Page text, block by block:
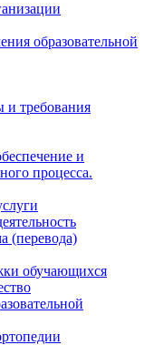
образовательной
и требования
и
процесса.
(перевода)
обучающихся